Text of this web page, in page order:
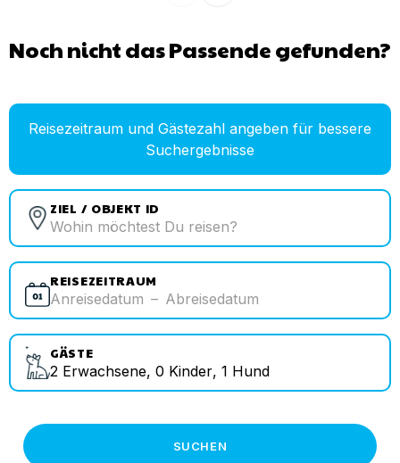
Noch nicht das Passende gefunden?
Reisezeitraum und Gästezahl angeben für bessere
Suchergebnisse
ZIEL / OBJEKT ID
REISEZEITRAUM
Anreisedatum – Abreisedatum
GÄSTE
2 Erwachsene, 0 Kinder, 1 Hund
SUCHEN